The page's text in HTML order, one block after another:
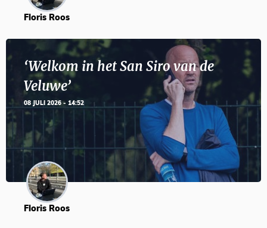
Floris Roos
‘Welkom in het San Siro van de
Veluwe’
08 JULI 2026 - 14:52
Floris Roos